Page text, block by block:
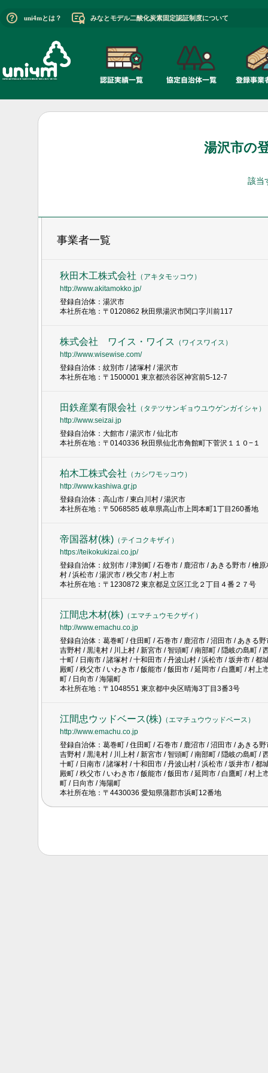
uni4mとは？ みなとモデル二酸化炭素固定認証制度について
湯沢市の
該当
事業者一覧
秋田木工株式会社 （ アキタモッコウ ）
http://www.akitamokko.jp/
登録自治体：湯沢市
本社所在地：〒0120862 秋田県湯沢市関口字川前117
株式会社 ワイス・ワイス （ ワイスワイス ）
http://www.wisewise.com/
登録自治体：紋別市 / 諸塚村 / 湯沢市
本社所在地：〒1500001 東京都渋谷区神宮前5-12-7
田鉄産業有限会社 （ タテツサンギョウユウゲンガイシャ ）
http://www.seizai.jp
登録自治体：大館市 / 湯沢市 / 仙北市
本社所在地：〒0140336 秋田県仙北市角館町下菅沢１１０−１
柏木工株式会社 （ カシワモッコウ ）
http://www.kashiwa.gr.jp
登録自治体：高山市 / 東白川村 / 湯沢市
本社所在地：〒5068585 岐阜県高山市上岡本町1丁目260番地
帝国器材(株)（テイコクキザイ ）
https://teikokukizai.co.jp/
登録自治体：紋別市 / 津別町 / 石巻市 / 鹿沼市 / あきる野市 / 檜
村 / 浜松市 / 湯沢市 / 秩父市 / 村上市
本社所在地：〒1230872 東京都足立区江北２丁目４番２７号
江間忠木材(株)（エマチュウモクザイ ）
http://www.emachu.co.jp
登録自治体：葛巻町 / 住田町 / 石巻市 / 鹿沼市 / 沼田市 / あきる
吉野村 / 黒滝村 / 川上村 / 新宮市 / 智頭町 / 南部町 / 隠岐の島町 /
十町 / 日南市 / 諸塚村 / 十和田市 / 丹波山村 / 浜松市 / 坂井市 /
殿町 / 秩父市 / いわき市 / 飯能市 / 飯田市 / 延岡市 / 白鷹町 / 村
町 / 日向市 / 海陽町
本社所在地：〒1048551 東京都中央区晴海3丁目3番3号
江間忠ウッドベース(株)（エマチュウウッドベース ）
http://www.emachu.co.jp
登録自治体：葛巻町 / 住田町 / 石巻市 / 鹿沼市 / 沼田市 / あきる
吉野村 / 黒滝村 / 川上村 / 新宮市 / 智頭町 / 南部町 / 隠岐の島町 /
十町 / 日南市 / 諸塚村 / 十和田市 / 丹波山村 / 浜松市 / 坂井市 /
殿町 / 秩父市 / いわき市 / 飯能市 / 飯田市 / 延岡市 / 白鷹町 / 村
町 / 日向市 / 海陽町
本社所在地：〒4430036 愛知県蒲郡市浜町12番地